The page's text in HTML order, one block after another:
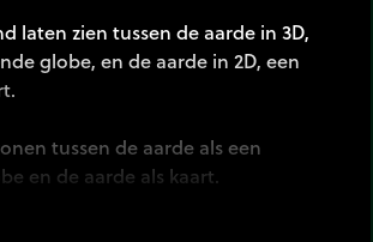
laten zien tussen de aarde in 3D,
globe, en de aarde in 2D, een
tussen de aarde als een
en de aarde als kaart.